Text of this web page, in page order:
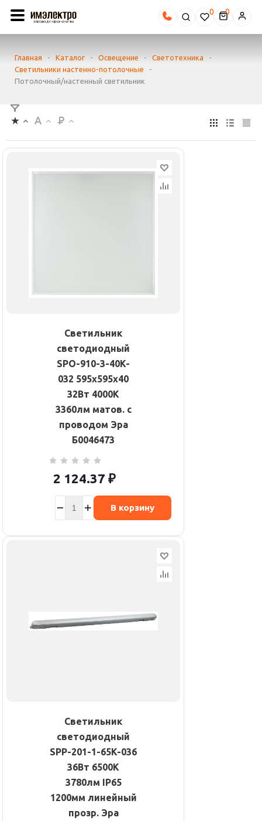
0
Главная - Каталог - Освещение - Светотехника
-
Светильники настенно-потолочные
-
Потолочный/настенный светильник
Светильник
светодиодный
SPO-910-3-40K-
032 595х595х40
32Вт 4000К
3360лм матов. с
проводом Эра
Б0046473
2 124.37 ₽
В корзину
Светильник
светодиодный
SPP-201-1-65K-036
36Вт 6500К
3780лм IP65
1200мм линейный
прозр. Эра